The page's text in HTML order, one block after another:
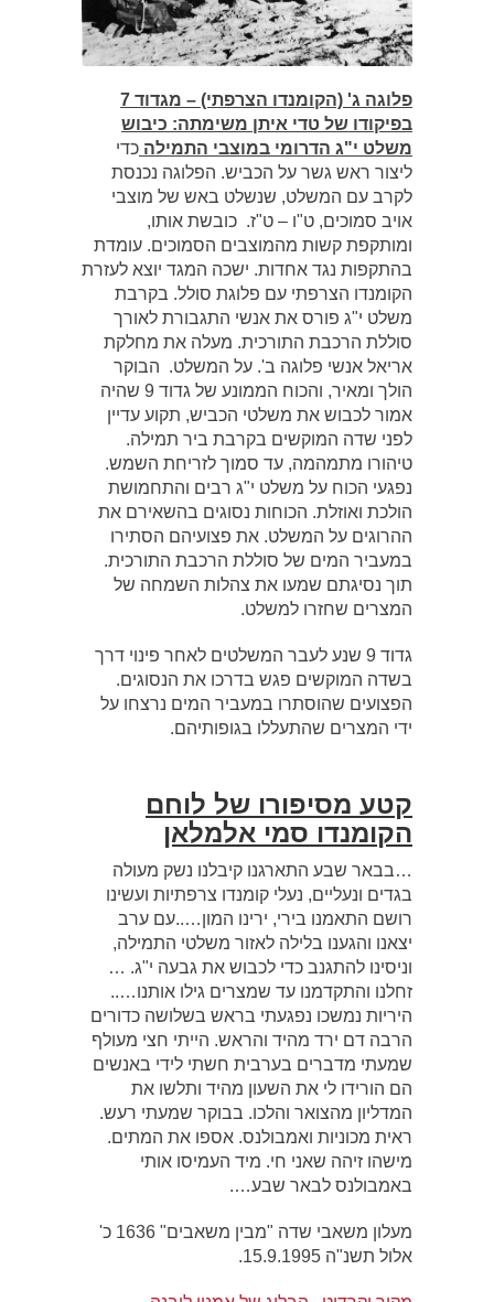
פלוגה ג' (הקומנדו הצרפתי) – מגדוד 7
בפיקודו של טדי איתן משימתה: כיבוש
משלט י"ג הדרומי במוצבי התמילה כדי
ליצור ראש גשר על הכביש. הפלוגה נכנסת
לקרב עם המשלט, שנשלט באש של מוצבי
אויב סמוכים, ט"ו – ט"ז. כובשת אותו,
ומותקפת קשות מהמוצבים הסמוכים. עומדת
בהתקפות נגד אחדות. ישכה המגד יוצא לעזרת
הקומנדו הצרפתי עם פלוגת סולל. בקרבת
משלט י"ג פורס את אנשי התגבורת לאורך
סוללת הרכבת התורכית. מעלה את מחלקת
אריאל אנשי פלוגה ב'. על המשלט. הבוקר
הולך ומאיר, והכוח הממונע של גדוד 9 שהיה
אמור לכבוש את משלטי הכביש, תקוע עדיין
לפני שדה המוקשים בקרבת ביר תמילה.
טיהורו מתמהמה, עד סמוך לזריחת השמש.
נפגעי הכוח על משלט י"ג רבים והתחמושת
הולכת ואוזלת. הכוחות נסוגים בהשאירם את
ההרוגים על המשלט. את פצועיהם הסתירו
במעביר המים של סוללת הרכבת התורכית.
תוך נסיגתם שמעו את צהלות השמחה של
המצרים שחזרו למשלט.
גדוד 9 שנע לעבר המשלטים לאחר פינוי דרך
בשדה המוקשים פגש בדרכו את הנסוגים.
הפצועים שהוסתרו במעביר המים נרצחו על
ידי המצרים שהתעללו בגופותיהם.
קטע מסיפורו של לוחם
הקומנדו סמי אלמלאן
…בבאר שבע התארגנו קיבלנו נשק מעולה
בגדים ונעליים, נעלי קומנדו צרפתיות ועשינו
רושם התאמנו בירי, ירינו המון…..עם ערב
יצאנו והגענו בלילה לאזור משלטי התמילה,
וניסינו להתגנב כדי לכבוש את גבעה י"ג. …
זחלנו והתקדמנו עד שמצרים גילו אותנו…..
היריות נמשכו נפגעתי בראש בשלושה כדורים
הרבה דם ירד מהיד והראש. הייתי חצי מעולף
שמעתי מדברים בערבית חשתי לידי באנשים
הם הורידו לי את השעון מהיד ותלשו את
המדליון מהצואר והלכו. בבוקר שמעתי רעש.
ראית מכוניות ואמבולנס. אספו את המתים.
מישהו זיהה שאני חי. מיד העמיסו אותי
באמבולנס לבאר שבע….
מעלון משאבי שדה "מבין משאבים" 1636 כ'
אלול תשנ"ה 15.9.1995.